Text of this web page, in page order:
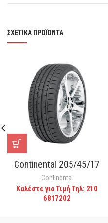
ΣΧΕΤΙΚΆ ΠΡΟΪΌΝΤΑ
Continental 205/45/17
Continental
Καλέστε για Τιμή Τηλ: 210
6817202